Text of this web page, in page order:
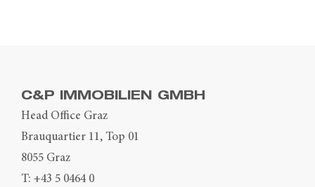
C&P IMMOBILIEN GMBH
Head Office Graz
Brauquartier 11, Top 01
8055 Graz
T: +43 5 0464 0